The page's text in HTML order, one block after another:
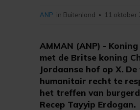
AMMAN (ANP) -
met de Britse koning
Jordaanse hof op X.
humanitair recht te
het treffen van
Recep Tayyip Erdogan.
ANP in Buitenland • 11 oktober